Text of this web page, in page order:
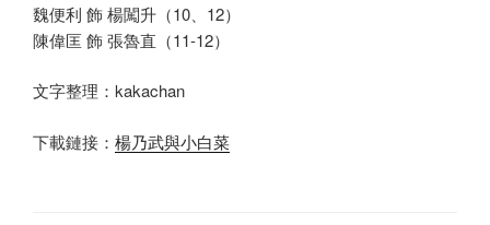
魏便利 飾 楊闖升（10、12）
陳偉匡 飾 張魯直（11-12）
文字整理：kakachan
下載鏈接： 楊乃武與小白菜